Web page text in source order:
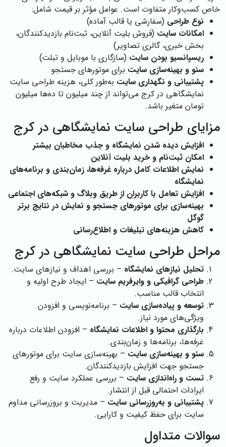
خاص کسب‌وکار متفاوت است. عوامل مؤثر بر قیمت شامل:
نوع طراحی (سفارشی یا قالب آماده)
امکانات سایت (فروش بلیت آنلاین، ثبت‌نام بازدیدکنندگان،
بخش خبری، گالری تصاویر)
ریسپانسیو بودن سایت (سازگاری با موبایل و تبلت)
سئو و بهینه‌سازی سایت برای موتورهای جستجو
پشتیبانی و نگهداری سایت به‌طور کلی، هزینه طراحی سایت
نمایشگاهی در کرج می‌تواند از چند میلیون تا ده‌ها میلیون
تومان متغیر باشد.
مزایای طراحی سایت نمایشگاهی در کرج
افزایش دیده شدن نمایشگاه و جذب مخاطبان بیشتر
امکان ثبت‌نام و خرید بلیت آنلاین
نمایش اطلاعات کامل درباره غرفه‌ها، زمان‌بندی و برنامه‌های
نمایشگاه
افزایش تعامل با کاربران از طریق وبلاگ و شبکه‌های اجتماعی
بهینه‌سازی برای موتورهای جستجو و نمایش در نتایج برتر
گوگل
کاهش هزینه‌های تبلیغات و اطلاع‌رسانی
مراحل طراحی سایت نمایشگاهی در کرج
تحلیل نیازهای نمایشگاه – بررسی اهداف و نیازهای سایت.
طراحی گرافیکی و وایرفریم سایت – ایجاد طرح اولیه و
انتخاب قالب مناسب.
توسعه و پیاده‌سازی سایت – برنامه‌نویسی و افزودن
ویژگی‌های مورد نیاز.
بارگذاری محتوا و اطلاعات نمایشگاه – افزودن اطلاعات درباره
غرفه‌ها، برنامه‌ها و زمان‌بندی.
سئو و بهینه‌سازی سایت – بهینه‌سازی سایت برای موتورهای
جستجو جهت افزایش بازدیدکنندگان.
تست و راه‌اندازی سایت – بررسی عملکرد سایت و رفع
ایرادات احتمالی قبل از انتشار.
پشتیبانی و به‌روزرسانی سایت – مدیریت و بروزرسانی مداوم
سایت برای حفظ کیفیت و کارایی.
سوالات متداول